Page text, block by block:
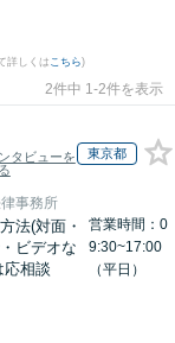
詳しくは こちら)
2件中 1-2件を表示
タビューを
東京都
事務所
法(対面・
ビデオな
応相談
営業時間：0
9:30~17:00
（平日）